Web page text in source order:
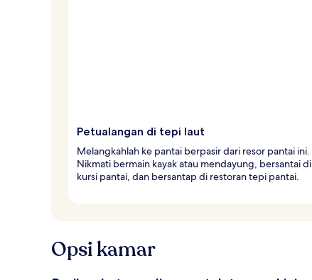
Petualangan di tepi laut
Melangkahlah ke pantai berpasir dari resor pantai ini.
Nikmati bermain kayak atau mendayung, bersantai di
kursi pantai, dan bersantap di restoran tepi pantai.
Opsi kamar